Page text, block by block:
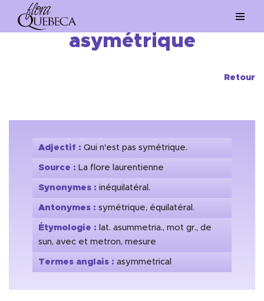
Aller
asymétrique
Retour
Adjectif : Qui n'est pas symétrique.
Source : La flore laurentienne
Synonymes : inéquilatéral.
Antonymes : symétrique, équilatéral.
Étymologie : lat. asummetria., mot gr., de
sun, avec et metron, mesure
Termes anglais : asymmetrical